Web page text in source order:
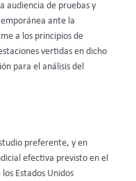
audiencia de pruebas y
ante la
a los principios de
vertidas en dicho
para el análisis del
preferente, y en
efectiva previsto en el
Estados Unidos